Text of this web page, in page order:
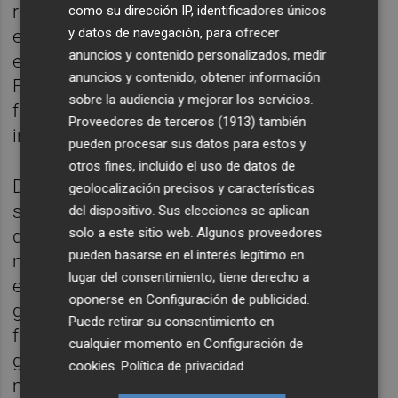
reconocida por Naciones Unidas que pone
en valor los beneficios físicos, mentales y
emocionales de esta disciplina milenaria.
Esta coincidencia refuerza el carácter del
festival y su vinculación con el bienestar
integral y el equilibrio personal.
Durante tres días, el CIPFP Costa de Azahar
se transformará en un espacio de encuentro
donde convivirán actividades de yoga,
meditación, movimiento consciente, música
en directo, terapias de bienestar,
gastronomía saludable y propuestas
familiares. La asistencia al recinto será
gratuita, permitiendo el acceso libre a la
mayor parte de los espacios y actividades
como su dirección IP, identificadores únicos
y datos de navegación, para ofrecer
anuncios y contenido personalizados, medir
anuncios y contenido, obtener información
sobre la audiencia y mejorar los servicios.
Proveedores de terceros (1913) también
pueden procesar sus datos para estos y
otros fines, incluido el uso de datos de
geolocalización precisos y características
del dispositivo. Sus elecciones se aplican
solo a este sitio web. Algunos proveedores
pueden basarse en el interés legítimo en
lugar del consentimiento; tiene derecho a
oponerse enConfiguración de publicidad
Puede retirar su consentimiento en
cualquier momento enConfiguración de
cookies .Política de privacidad